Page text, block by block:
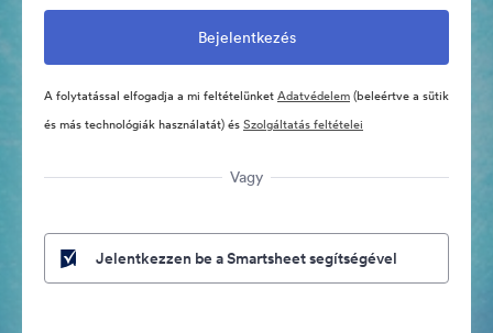
A folytatással elfogadja a mi feltételünketAdatvédelem(beleértve a sütik
és más technológiák használatát) ésSzolgáltatás feltételei
Vagy
Jelentkezzen be a Smartsheet segítségével